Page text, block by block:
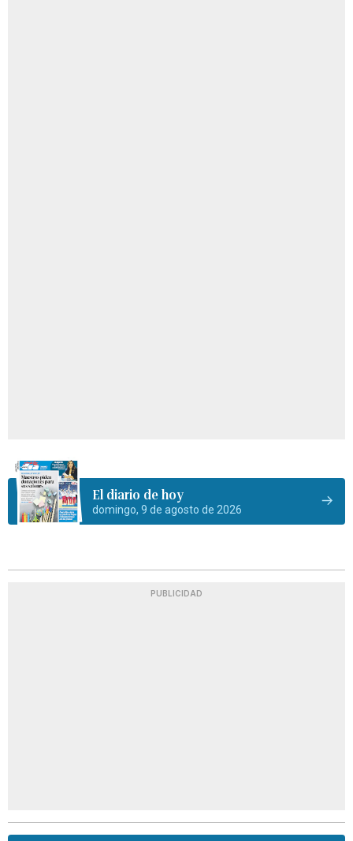
El diario de hoy
domingo, 9 de agosto de 2026
PUBLICIDAD